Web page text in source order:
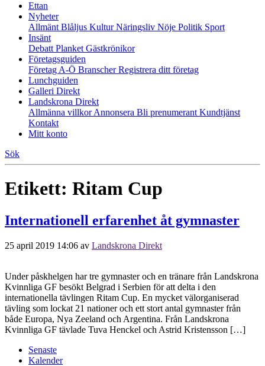
Ettan
Nyheter
Allmänt Blåljus KulturNäringsliv Nöje Politik Sport
Insänt
Debatt Planket Gästkrönikor
Företagsguiden
Företag A-Ö BranscherRegistrera ditt företag
Lunchguiden
Galleri Direkt
Landskrona Direkt
Allmänna villkorAnnonsera Bli prenumerant Kundtjänst
Kontakt
Mitt konto
Sök
Etikett: Ritam Cup
Internationell erfarenhet åt gymnaster
25 april 2019 14:06 av Landskrona Direkt
Under påskhelgen har tre gymnaster och en tränare från Landskrona
Kvinnliga GF besökt Belgrad i Serbien för att delta i den
internationella tävlingen Ritam Cup. En mycket välorganiserad
tävling som lockat 21 nationer och ett stort antal gymnaster från
både Europa, Nya Zeeland och Argentina. Från Landskrona
Kvinnliga GF tävlade Tuva Henckel och Astrid Kristensson […]
Senaste
Kalender